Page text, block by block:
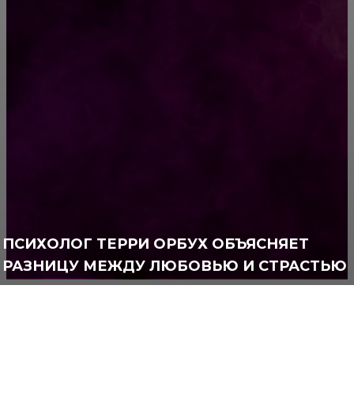
ПСИХОЛОГ ТЕРРИ ОРБУХ ОБЪЯСНЯЕТ
РАЗНИЦУ МЕЖДУ ЛЮБОВЬЮ И СТРАСТЬЮ